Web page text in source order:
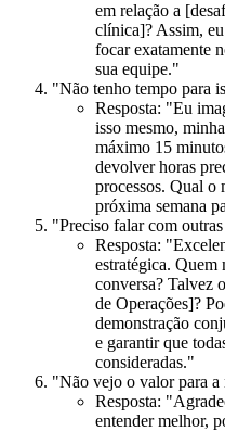
em relação a
clínica]? Assim,
focar exatamente
sua equipe."
"Não tenho tempo para
Resposta: "Eu
isso mesmo,
máximo 15
devolver horas
processos. Qual o
próxima semana
"Preciso falar com
Resposta:
estratégica. Quem
conversa? Talvez
de Operações]?
demonstração
e garantir que
consideradas."
"Não vejo o valor para a
Resposta:
entender melhor,